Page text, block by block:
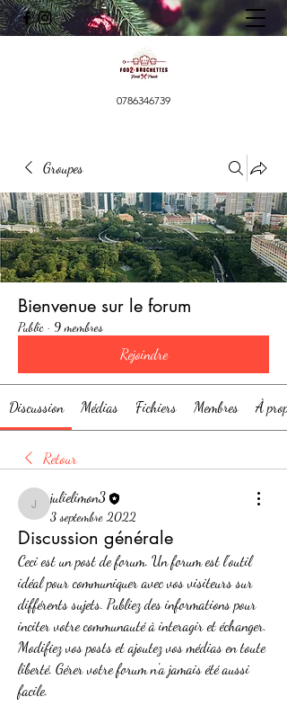
0786346739
Groupes
Bienvenue sur le forum
Public · 9 membres
Rejoindre
Discussion Médias Fichiers Membres À
Retour
julielimon3
julielimon3
3 septembre 2022
Discussion générale
Ceci est un post de forum. Un forum est l'outil
idéal pour communiquer avec vos visiteurs sur
différents sujets. Publiez des informations pour
inciter votre communauté à interagir et échanger.
Modifiez vos posts et ajoutez vos médias en toute
liberté. Gérer votre forum n'a jamais été aussi
facile.